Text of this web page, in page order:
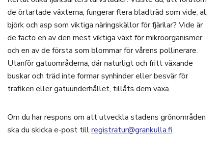
de örtartade växterna, fungerar flera bladträd som vide, al,
björk och asp som viktiga näringskällor för fjärilar? Vide är
de facto en av den mest viktiga växt för mikroorganismer
och en av de första som blommar för vårens pollinerare.
Utanför gatuområderna, där naturligt och fritt växande
buskar och träd inte formar synhinder eller besvär för
trafiken eller gatuunderhållet, tillåts dem växa.
Om du har respons om att utveckla stadens grönområden
ska du skicka e-post tillregistratur@grankulla.fi.